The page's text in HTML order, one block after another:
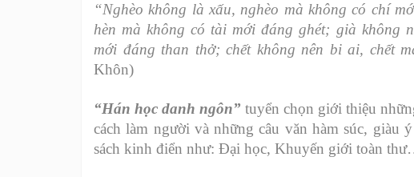
“Nghèo không là xấu, nghèo mà không có chí
hèn mà không có tài mới đáng ghét; già không
mới đáng than thở; chết không nên bi ai, chết
Khôn)
“Hán học danh ngôn” tuyển chọn giới thiệu
cách làm người và những câu văn hàm súc, giàu
sách kinh điển như: Đại học, Khuyến giới toàn